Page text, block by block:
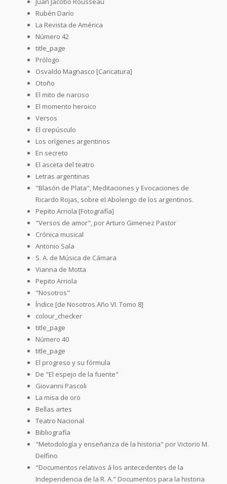
Rubén Darío
La Revista de América
Número 42
title_page
Prólogo
Osvaldo Magnasco [Caricatura]
Otoño
El mito de narciso
El momento heroico
Versos
El crepúsculo
Los orígenes argentinos
En secreto
El asceta del teatro
Letras argentinas
"Blasón de Plata", Meditaciones y Evocaciones de
Ricardo Rojas, sobre el Abolengo de los argentinos.
Pepito Arriola [Fotografía]
"Versos de amor", por Arturo Gimenez Pastor
Crónica musical
Antonio Sala
S. A. de Música de Cámara
Vianna de Motta
Pepito Arriola
"Nosotros"
Índice [de Nosotros Año VI. Tomo 8]
colour_checker
title_page
Número 40
title_page
El progreso y su fórmula
De "El espejo de la fuente"
Giovanni Pascoli
La misa de oro
Bellas artes
Teatro Nacional
Bibliografía
"Metodología y enseñanza de la historia" por Victorio M.
Delfino
"Documentos relativos á los antecedentes de la
Independencia de la R. A." Documentos para la historia